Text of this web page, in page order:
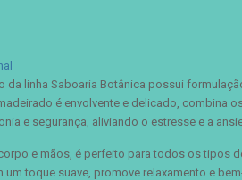
da linha Saboaria Botânica possui
é envolvente e delicado, combina
e segurança, aliviando o estresse e a
e mãos, é perfeito para todos os tipos
um toque suave, promove relaxamento e